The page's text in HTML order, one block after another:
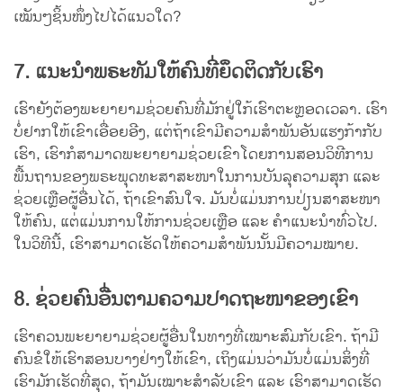
ເໝັນໆຊິ້ນໜຶ່ງໄປໄດ້ແນວໃດ?
7. ແນະນຳພຣະທັມໃຫ້ຄົນທີ່ຍຶດຕິດກັບເຮົາ
ເຮົາຍັງຕ້ອງພະຍາຍາມຊ່ວຍຄົນທີ່ມັກຢູ່ໃກ້ເຮົາຕະຫຼອດເວລາ. ເຮົາ
ບໍ່ຢາກໃຫ້ເຂົາເອື່ອຍອີງ, ແຕ່ຖ້າເຂົາມີຄວາມສຳພັນອັນແຮງກ້າກັບ
ເຮົາ, ເຮົາກໍສາມາດພະຍາຍາມຊ່ວຍເຂົາໂດຍການສອນວິທີການ
ພື້ນຖານຂອງພຣະພຸດທະສາສະໜາໃນການບັນລຸຄວາມສຸກ ແລະ
ຊ່ວຍເຫຼືອຜູ້ອື່ນໄດ້, ຖ້າເຂົາສົນໃຈ. ມັນບໍ່ແມ່ນການປ່ຽນສາສະໜາ
ໃຫ້ຄົນ, ແຕ່ແມ່ນການໃຫ້ການຊ່ວຍເຫຼືອ ແລະ ຄຳແນະນຳທົ່ວໄປ.
ໃນວິທີນີ້, ເຮົາສາມາດເຮັດໃຫ້ຄວາມສຳພັນນັ້ນມີຄວາມໝາຍ.
8. ຊ່ວຍຄົນອື່ນຕາມຄວາມປາດຖະໜາຂອງເຂົາ
ເຮົາຄວນພະຍາຍາມຊ່ວຍຜູ້ອື່ນໃນທາງທີ່ເໝາະສົມກັບເຂົາ. ຖ້າມີ
ຄົນຂໍໃຫ້ເຮົາສອນບາງຢ່າງໃຫ້ເຂົາ, ເຖິງແມ່ນວ່າມັນບໍ່ແມ່ນສິ່ງທີ່
ເຮົາມັກເຮັດທີ່ສຸດ, ຖ້າມັນເໝາະສຳລັບເຂົາ ແລະ ເຮົາສາມາດເຮັດ